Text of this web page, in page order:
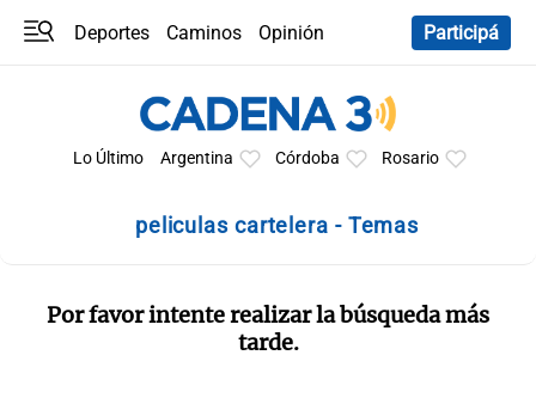
Deportes Caminos
Opinión
Participá
Lo Último Argentina Córdoba Rosario
peliculas cartelera - Temas
Por favor intente realizar la búsqueda más
tarde.